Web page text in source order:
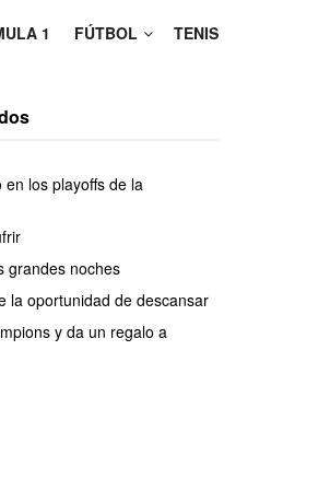
1 FÚTBOL TENIS
los playoffs de la
grandes noches
la oportunidad de descansar
y da un regalo a